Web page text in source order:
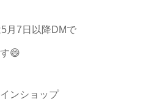
月7日以降DMで
😄
ンショップ